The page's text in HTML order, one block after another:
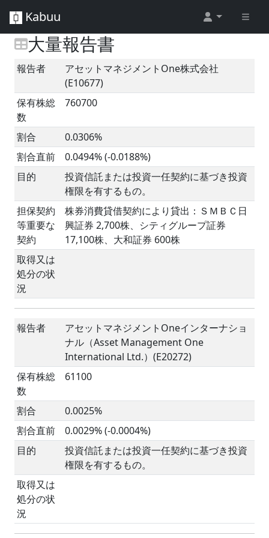
Kabuu
大量報告書
報告者
アセットマネジメントOne株式会社
(E10677)
保有株総
数
760700
割合
0.0306%
割合直前
0.0494% (-0.0188%)
目的
投資信託または投資一任契約に基づき投資
権限を有するもの。
担保契約
等重要な
契約
株券消費貸借契約により貸出：ＳＭＢＣ日
興証券 2,700株、シティグループ証券
17,100株、大和証券 600株
取得又は
処分の状
況
報告者
アセットマネジメントOneインターナショ
ナル（Asset Management One
International Ltd.）(E20272)
保有株総
数
61100
割合
0.0025%
割合直前
0.0029% (-0.0004%)
目的
投資信託または投資一任契約に基づき投資
権限を有するもの。
取得又は
処分の状
況